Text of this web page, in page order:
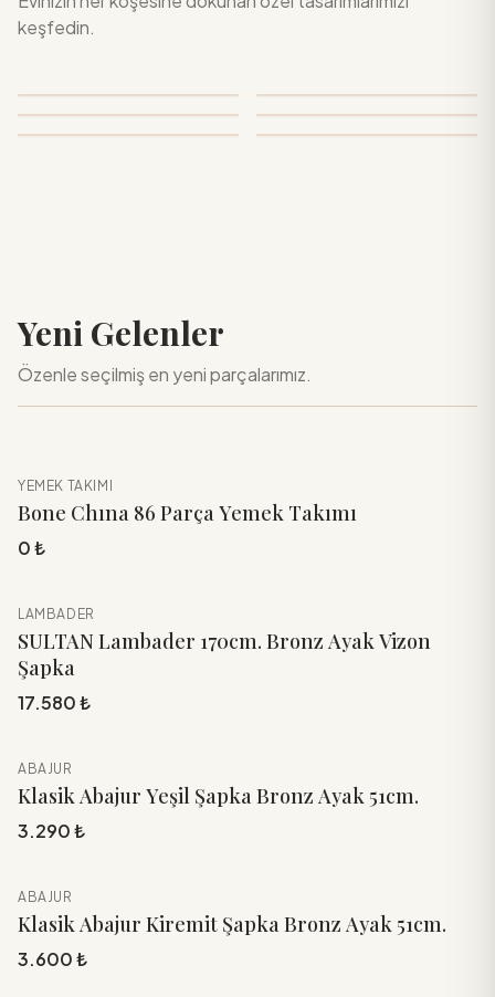
keşfedin.
Ahşap Saat
Yeni Gelenler
Özenle seçilmiş en yeni parçalarımız.
YENİ
YEMEK TAKIMI
Bone Chına 86 Parça Yemek Takımı
0 ₺
YENİ
LAMBADER
SULTAN Lambader 170cm. Bronz Ayak Vizon
Şapka
17.580 ₺
YENİ
ABAJUR
Klasik Abajur Yeşil Şapka Bronz Ayak 51cm.
3.290 ₺
YENİ
ABAJUR
Klasik Abajur Kiremit Şapka Bronz Ayak 51cm.
3.600 ₺